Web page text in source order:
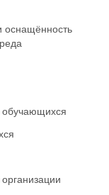
оснащённость
обучающихся